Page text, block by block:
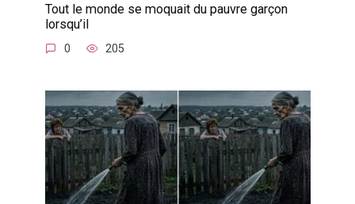
Tout le monde se moquait du pauvre garçon
lorsqu’il
0 205